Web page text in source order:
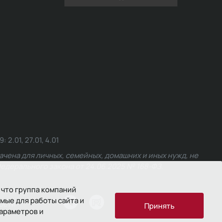
группа компаний
для работы сайта и
и
Принять
27.01, 4.01
для личных, семейных, домашних и иных нужд, не